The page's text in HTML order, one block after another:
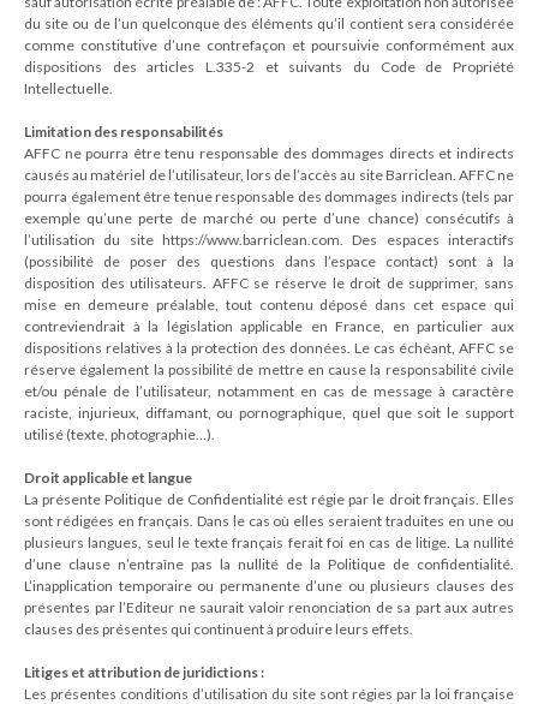
du site ou de l’un quelconque des éléments qu’il contient sera considérée
comme constitutive d’une contrefaçon et poursuivie conformément aux
dispositions des articles L.335-2 et suivants du Code de Propriété
Intellectuelle.
Limitation des responsabilités
AFFC ne pourra être tenu responsable des dommages directs et indirects
causés au matériel de l’utilisateur, lors de l’accès au site Barriclean. AFFC ne
pourra également être tenue responsable des dommages indirects (tels par
exemple qu’une perte de marché ou perte d’une chance) consécutifs à
l’utilisation du site https://www.barriclean.com. Des espaces interactifs
(possibilité de poser des questions dans l’espace contact) sont à la
disposition des utilisateurs. AFFC se réserve le droit de supprimer, sans
mise en demeure préalable, tout contenu déposé dans cet espace qui
contreviendrait à la législation applicable en France, en particulier aux
dispositions relatives à la protection des données. Le cas échéant, AFFC se
réserve également la possibilité de mettre en cause la responsabilité civile
et/ou pénale de l’utilisateur, notamment en cas de message à caractère
raciste, injurieux, diffamant, ou pornographique, quel que soit le support
utilisé (texte, photographie…).
Droit applicable et langue
La présente Politique de Confidentialité est régie par le droit français. Elles
sont rédigées en français. Dans le cas où elles seraient traduites en une ou
plusieurs langues, seul le texte français ferait foi en cas de litige. La nullité
d’une clause n’entraîne pas la nullité de la Politique de confidentialité.
L’inapplication temporaire ou permanente d’une ou plusieurs clauses des
présentes par l’Editeur ne saurait valoir renonciation de sa part aux autres
clauses des présentes qui continuent à produire leurs effets.
Litiges et attribution de juridictions :
Les présentes conditions d’utilisation du site sont régies par la loi française